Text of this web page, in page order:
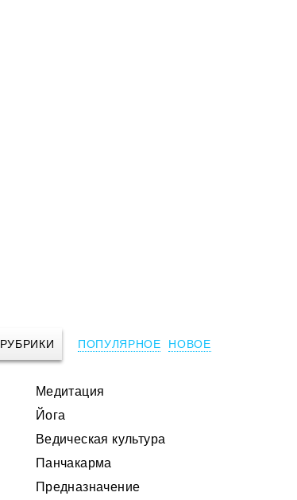
РУБРИКИ ПОПУЛЯРНОЕ НОВОЕ
Медитация
Йога
Ведическая культура
Панчакарма
Предназначение